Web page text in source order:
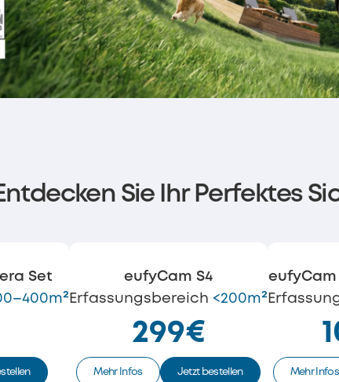
Sie Ihr Perfektes
Set
eufyCam S4
Erfassungsbereich <200m²
299€
Mehr Infos Jetzt bestellen
eufyCam
Mehr Infos